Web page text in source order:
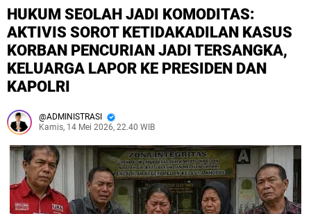
HUKUM SEOLAH JADI KOMODITAS:
AKTIVIS SOROT KETIDAKADILAN KASUS
KORBAN PENCURIAN JADI TERSANGKA,
KELUARGA LAPOR KE PRESIDEN DAN
KAPOLRI
ADMINISTRASI
Kamis, 14 Mei 2026, 22.40 WIB